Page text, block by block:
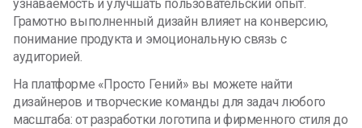
узнаваемость и улучшать пользовательский опыт.
Грамотно выполненный дизайн влияет на конверсию,
понимание продукта и эмоциональную связь с
аудиторией.
На платформе «Просто Гений» вы можете найти
дизайнеров и творческие команды для задач любого
масштаба: от разработки логотипа и фирменного стиля до